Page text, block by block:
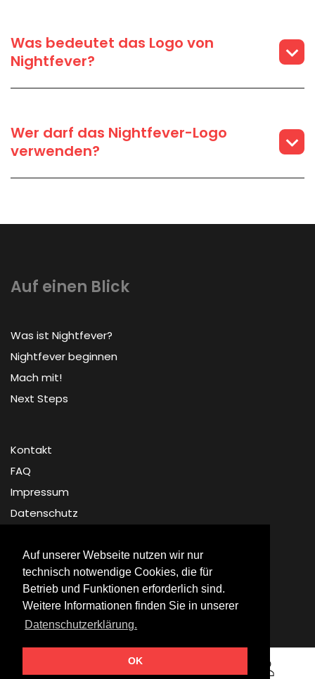
Auf unserer Webseite nutzen wir nur
technisch notwendige Cookies, die für
Betrieb und Funktionen erforderlich sind.
Weitere Informationen finden Sie in unserer
Datenschutzerklärung.
OK
Was bedeutet das Logo von
Nightfever?
Wer darf das Nightfever-Logo
verwenden?
Auf einen Blick
Was ist Nightfever?
Nightfever beginnen
Mach mit!
Next Steps
Kontakt
FAQ
Impressum
Datenschutz
© Nightfever 2026